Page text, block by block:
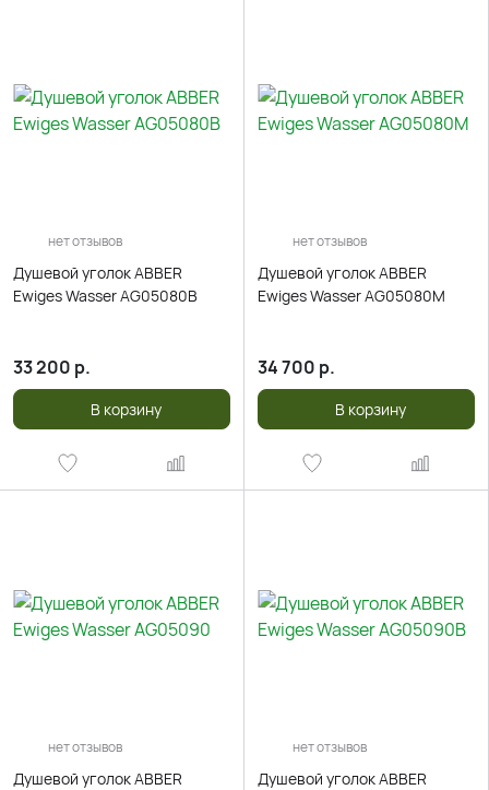
нет отзывов
Душевой уголок ABBER
Ewiges Wasser AG05080B
33 200 р.
В корзину
нет отзывов
Душевой уголок ABBER
Ewiges Wasser AG05080M
34 700 р.
В корзину
нет отзывов
Душевой уголок ABBER
нет отзывов
Душевой уголок ABBER